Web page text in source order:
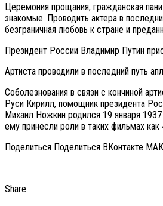
Церемония прощания, гражданская
знакомые. Проводить актера в
безграничная любовь к стране и
Президент России Владимир Путин
Артиста проводили в последний путь
Соболезнования в связи c кончиной
Руси Кирилл, помощник президента
Михаил Ножкин родился 19 января
ему принесли роли в таких фильмах
Поделиться Поделиться ВКонтакте
Share